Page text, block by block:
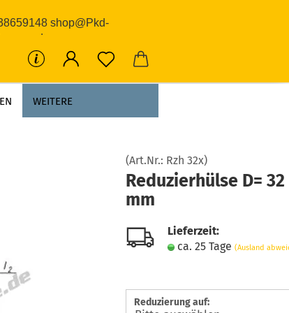
shop@Pkd-
WEITERE
(Art.Nr.: Rzh 32x)
Reduzierhülse D= 32
mm
Lieferzeit:
ca. 25 Tage (Ausland
Reduzierung auf: